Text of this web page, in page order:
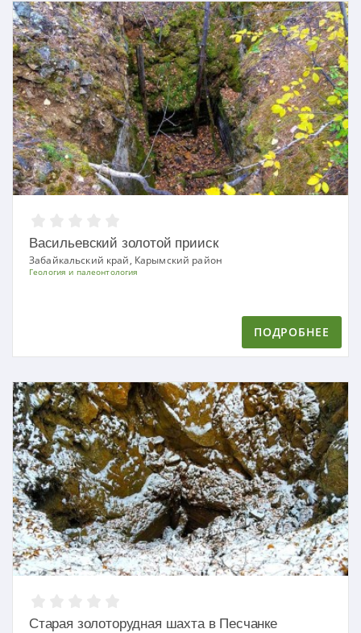
Васильевский золотой прииск
Забайкальский край, Карымский район
Геология и палеонтология
ПОДРОБНЕЕ
Старая золоторудная шахта в Песчанке